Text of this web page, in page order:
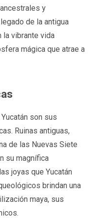
y
de la antigua
la vibrante vida
mágica que atrae a
son sus
Ruinas antiguas,
de las Nuevas Siete
su magnífica
joyas que Yucatán
brindan una
maya, sus